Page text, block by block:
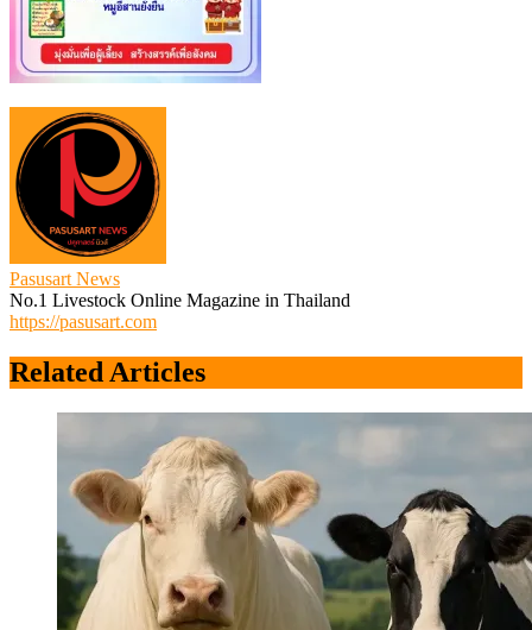
Pasusart News
No.1 Livestock Online Magazine in Thailand
https://pasusart.com
Related Articles